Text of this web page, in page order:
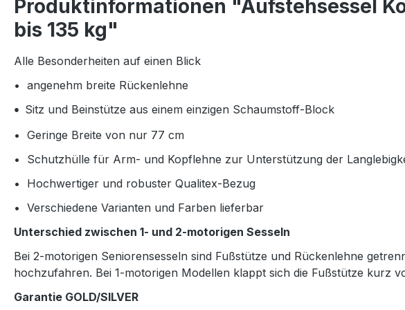
Produktinformationen "Aufstehsessel
bis 135 kg"
Alle Besonderheiten auf einen Blick
• angenehm breite Rückenlehne
• Sitz und Beinstütze aus einem einzigen Schaumstoff-Block
• Geringe Breite von nur 77 cm
• Schutzhülle für Arm- und Kopflehne zur Unterstützung der
• Hochwertiger und robuster Qualitex-Bezug
• Verschiedene Varianten und Farben lieferbar
Unterschied zwischen 1- und 2-motorigen Sesseln
Bei 2-motorigen Seniorensesseln sind Fußstütze und Rückenlehne
hochzufahren. Bei 1-motorigen Modellen klappt sich die Fußstütze kurz
Garantie GOLD/SILVER